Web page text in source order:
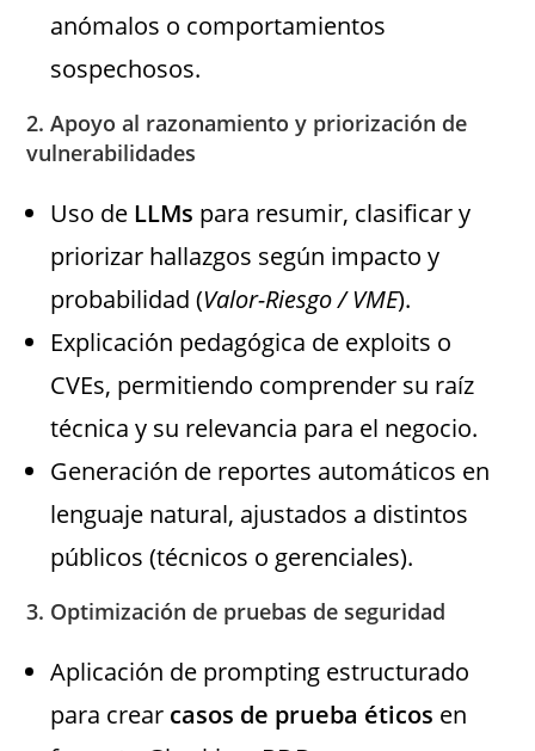
anómalos o comportamientos
sospechosos.
2.Apoyo al razonamiento y priorización de
vulnerabilidades
Uso de LLMs para resumir, clasificar y
priorizar hallazgos según impacto y
probabilidad (Valor-Riesgo / VME).
Explicación pedagógica de exploits o
CVEs, permitiendo comprender su raíz
técnica y su relevancia para el negocio.
Generación de reportes automáticos en
lenguaje natural, ajustados a distintos
públicos (técnicos o gerenciales).
3. Optimización de pruebas de seguridad
Aplicación de prompting estructurado
para crear casos de prueba éticos en